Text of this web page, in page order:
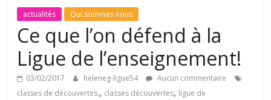
actualités Qui sommes nous
Ce que l’on défend à la
Ligue de l’enseignement!
03/02/2017 heleneg-ligue54
Aucun commentaire
classes de découvertes., classes découvertes, ligue de